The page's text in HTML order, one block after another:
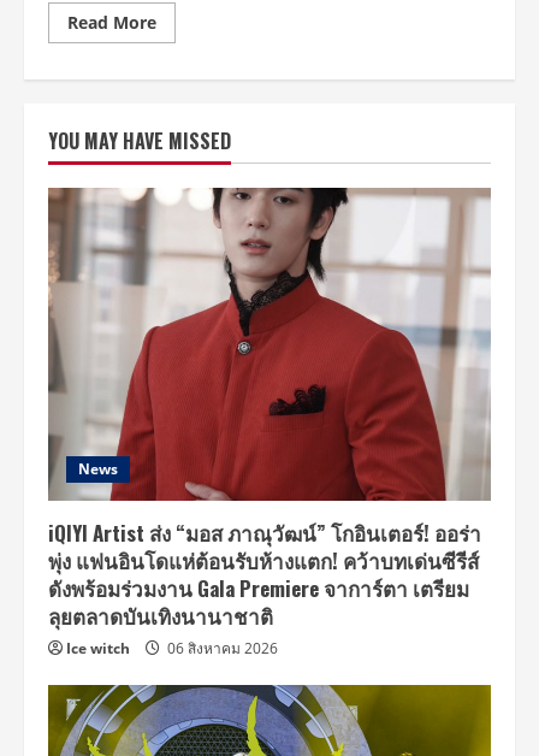
Read MoreRead
more
กรรมการ
บ.
ไรส์
ดีไซน์
สตู
รางวัล
เกียรติ
“กินรี
มหาชน
กลาง
และ
ย่อม
ตัวอย่าง
ดี
เด่น
YOU MAY HAVE MISSED
News
iQIYI Artist ส่ง “มอส ภาณุวัฒน์” โกอินเตอร์! ออร่า
พุ่ง แฟนอินโดแห่ต้อนรับห้างแตก! คว้าบทเด่นซีรีส์
ดังพร้อมร่วมงาน Gala Premiere จาการ์ตา เตรียม
ลุยตลาดบันเทิงนานาชาติ
Ice witch 06 สิงหาคม 2026